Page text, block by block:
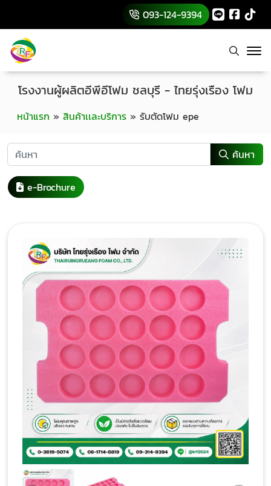
093-124-9394
หน้าแรก » สินค้าเเละบริการ » รับตัดโฟม epe
โรงงานผู้ผลิตอีพีอีโฟม ชลบุรี - ไทยรุ่งเรือง โฟม
ค้นหา
e-Brochure